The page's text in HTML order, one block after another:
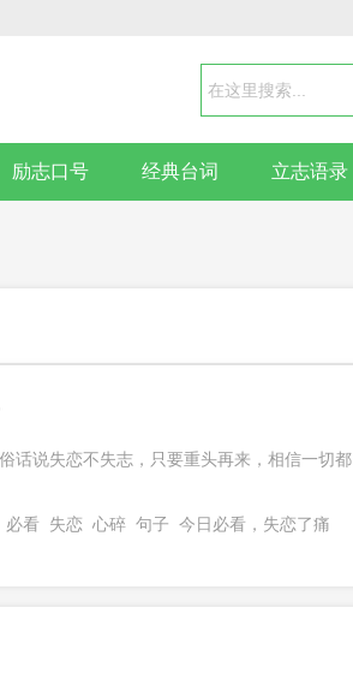
励志口号 经典台词 立志语录
话说失恋不失志，只要重头再来，相信一切都
必看 失恋 心碎 句子
今日必看，失恋了痛